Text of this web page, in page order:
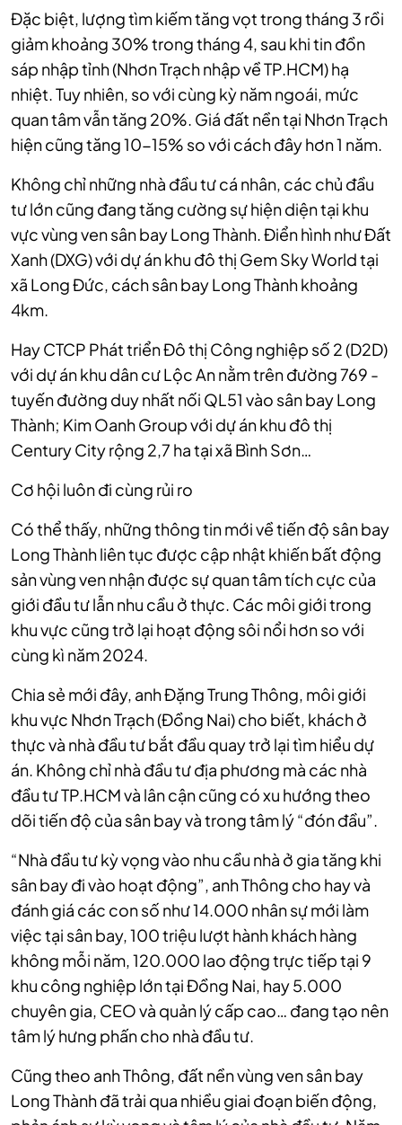
Đặc biệt, lượng tìm kiếm tăng vọt trong tháng 3 rồi
giảm khoảng 30% trong tháng 4, sau khi tin đồn
sáp nhập tỉnh (Nhơn Trạch nhập về TP.HCM) hạ
nhiệt. Tuy nhiên, so với cùng kỳ năm ngoái, mức
quan tâm vẫn tăng 20%. Giá đất nền tại Nhơn Trạch
hiện cũng tăng 10-15% so với cách đây hơn 1 năm.
Không chỉ những nhà đầu tư cá nhân, các chủ đầu
tư lớn cũng đang tăng cường sự hiện diện tại khu
vực vùng ven sân bay Long Thành. Điển hình như Đất
Xanh (DXG) với dự án khu đô thị Gem Sky World tại
xã Long Đức, cách sân bay Long Thành khoảng
4km.
Hay CTCP Phát triển Đô thị Công nghiệp số 2 (D2D)
với dự án khu dân cư Lộc An nằm trên đường 769 -
tuyến đường duy nhất nối QL51 vào sân bay Long
Thành; Kim Oanh Group với dự án khu đô thị
Century City rộng 2,7 ha tại xã Bình Sơn…
Cơ hội luôn đi cùng rủi ro
Có thể thấy, những thông tin mới về tiến độ sân bay
Long Thành liên tục được cập nhật khiến bất động
sản vùng ven nhận được sự quan tâm tích cực của
giới đầu tư lẫn nhu cầu ở thực. Các môi giới trong
khu vực cũng trở lại hoạt động sôi nổi hơn so với
cùng kì năm 2024.
Chia sẻ mới đây, anh Đặng Trung Thông, môi giới
khu vực Nhơn Trạch (Đồng Nai) cho biết, khách ở
thực và nhà đầu tư bắt đầu quay trở lại tìm hiểu dự
án. Không chỉ nhà đầu tư địa phương mà các nhà
đầu tư TP.HCM và lân cận cũng có xu hướng theo
dõi tiến độ của sân bay và trong tâm lý “đón đầu”.
“Nhà đầu tư kỳ vọng vào nhu cầu nhà ở gia tăng khi
sân bay đi vào hoạt động”, anh Thông cho hay và
đánh giá các con số như 14.000 nhân sự mới làm
việc tại sân bay, 100 triệu lượt hành khách hàng
không mỗi năm, 120.000 lao động trực tiếp tại 9
khu công nghiệp lớn tại Đồng Nai, hay 5.000
chuyên gia, CEO và quản lý cấp cao… đang tạo nên
tâm lý hưng phấn cho nhà đầu tư.
Cũng theo anh Thông, đất nền vùng ven sân bay
Long Thành đã trải qua nhiều giai đoạn biến động,